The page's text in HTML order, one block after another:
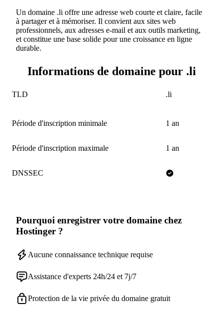
Un domaine .li offre une adresse web courte et claire, facile
à partager et à mémoriser. Il convient aux sites web
professionnels, aux adresses e-mail et aux outils marketing,
et constitue une base solide pour une croissance en ligne
durable.
Informations de domaine pour .li
TLD .li
Période d'inscription minimale 1 an
Période d'inscription maximale 1 an
DNSSEC
Pourquoi enregistrer votre domaine chez
Hostinger ?
Aucune connaissance technique requise
Assistance d'experts 24h/24 et 7j/7
Protection de la vie privée du domaine gratuit